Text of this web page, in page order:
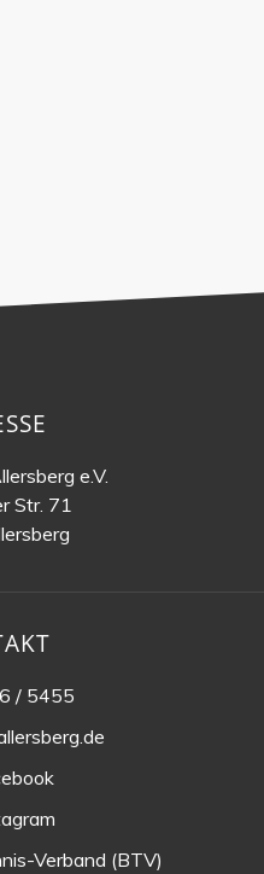
e.V.
Str. 71
/ 5455
Verband (BTV)